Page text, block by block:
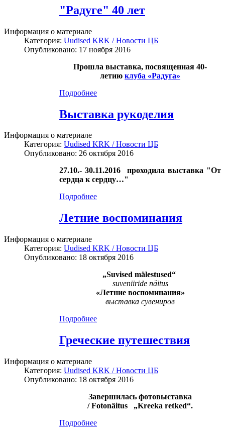
"Радуге" 40 лет
Информация о материале
Категория: Uudised KRK / Новости ЦБ
Опубликовано: 17 ноября 2016
Прошла выставка, посвященная 40-
летию клуба «Радуга»
Подробнее
Выставка рукоделия
Информация о материале
Категория: Uudised KRK / Новости ЦБ
Опубликовано: 26 октября 2016
27.10.- 30.11.2016 проходила выставка "От
сердца к сердцу…"
Подробнее
Летние воспоминания
Информация о материале
Категория: Uudised KRK / Новости ЦБ
Опубликовано: 18 октября 2016
„Suvised mälestused“
suveniiride näitus
«Летние воспоминания»
выставка сувениров
Подробнее
Греческие путешествия
Информация о материале
Категория: Uudised KRK / Новости ЦБ
Опубликовано: 18 октября 2016
Завершилась фотовыставка
/Fotonäitus
„Kreeka retked“.
Подробнее